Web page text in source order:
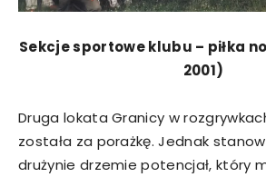
Sekcje sportowe klubu – piłka
2001)
Druga lokata Granicy w
została za porażkę. Jednak
drużynie drzemie potencjał, który